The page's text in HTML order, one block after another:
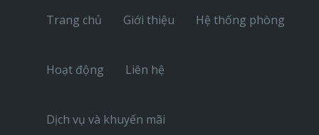
Trang chủ Giới thiệu Hệ thống phòng
Hoạt động Liên hệ
Dịch vụ và khuyến mãi